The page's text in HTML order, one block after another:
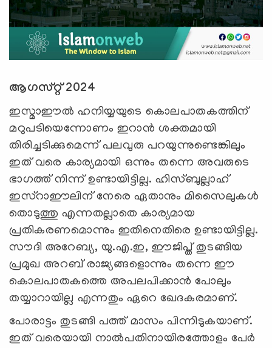
ആഗസ്റ്റ് 2024
ഇസ്മാഈല്‍ ഹനിയ്യയുടെ കൊലപാതകത്തിന്
മറുപടിയെന്നോണം ഇറാന്‍ ശക്തമായി
തിരിച്ചടിക്കുമെന്ന് പലവുരു പറയുന്നുണ്ടെങ്കിലും
ഇത് വരെ കാര്യമായി ഒന്നും തന്നെ അവരുടെ
ഭാഗത്ത് നിന്ന് ഉണ്ടായിട്ടില്ല. ഹിസ്ബുല്ലാഹ്
ഇസ്റാഈലിന് നേരെ ഏതാനും മിസൈലുകള്‍
തൊടുത്തു എന്നതല്ലാതെ കാര്യമായ
പ്രതികരണമൊന്നും ഇതിനെതിരെ ഉണ്ടായിട്ടില്ല.
സൗദി അറേബ്യ, യു.എ.ഇ, ഈജിപ്ത് തുടങ്ങിയ
പ്രമുഖ അറബ് രാജ്യങ്ങളൊന്നും തന്നെ ഈ
കൊലപാതകത്തെ അപലപിക്കാന്‍ പോലും
തയ്യാറായില്ല എന്നതും ഏറെ ഖേദകരമാണ്.
പോരാട്ടം തുടങ്ങി പത്ത് മാസം പിന്നിടുകയാണ്.
ഇത് വരെയായി നാല്‍പതിനായിരത്തോളം പേര്‍